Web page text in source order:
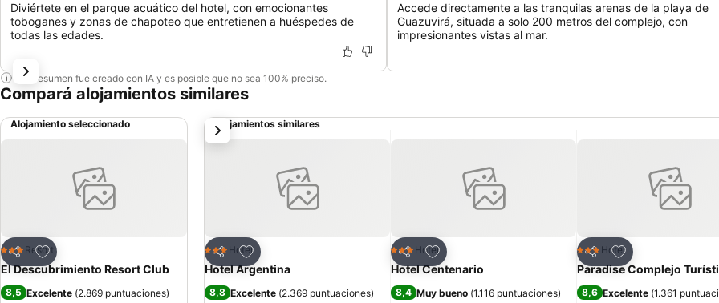
Diviértete en el parque acuático del hotel, con emocionantes
toboganes y zonas de chapoteo que entretienen a huéspedes de
todas las edades.
Accede directamente a las tranquilas arenas de la playa de
Guazuvirá, situada a solo 200 metros del complejo, con
impresionantes vistas al mar.
Este resumen fue creado con IA y es posible que no sea 100% preciso.
Compará alojamientos similares
Alojamiento seleccionado
Compartir
Añadir a favoritos
3 Estrellas
Resort
El Descubrimiento Resort Club
8,5 Excelente (2.869 puntuaciones)
Alojamientos similares
Compartir
Añadir a favoritos
3 Estrellas
Hotel
Hotel Argentina
8,8 Excelente (2.369 puntuaciones)
Compartir
Añadir a favoritos
3 Estrellas
Hotel
Hotel Centenario
8,4 Muy bueno (1.116 puntuaciones)
Compartir
Añadir a favoritos
3 Estrellas
Hotel
Paradise Complejo
8,6 Excelente (1.361
siguiente